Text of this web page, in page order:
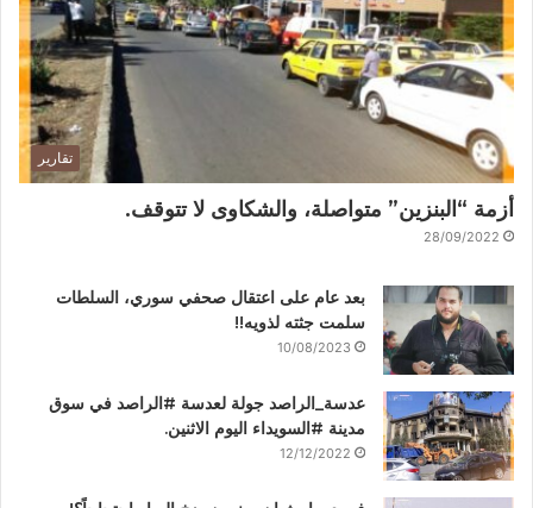
تقارير
أزمة “البنزين” متواصلة، والشكاوى لا تتوقف.
28/09/2022
بعد عام على اعتقال صحفي سوري، السلطات
سلمت جثته لذويه!!
10/08/2023
عدسة_الراصد جولة لعدسة #الراصد في سوق
مدينة #السويداء اليوم الاثنين.
12/12/2022